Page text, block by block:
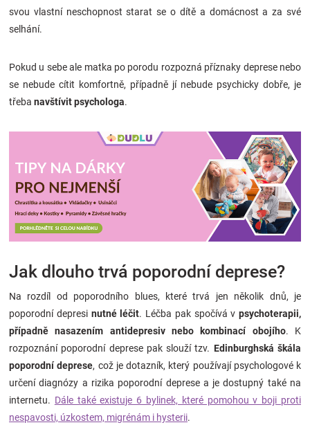
svou vlastní neschopnost starat se o dítě a domácnost a za své
selhání.
Pokud u sebe ale matka po porodu rozpozná příznaky deprese nebo
se nebude cítit komfortně, případně jí nebude psychicky dobře, je
třeba navštívitpsychologa.
Jak dlouho trvá poporodní deprese?
Na rozdíl od poporodního blues, které trvá jen několik dnů, je
poporodní depresi nutné léčit. Léčba pak spočívá v psychoterapii,
případně nasazením antidepresiv nebo kombinací obojího. K
rozpoznání poporodní deprese pak slouží tzv. Edinburghská škála
poporodní deprese, což je dotazník, který používají psychologové k
určení diagnózy a rizika poporodní deprese a je dostupný také na
internetu. Dále také existuje 6 bylinek, které pomohou v boji proti
nespavosti, úzkostem, migrénám i hysterii.